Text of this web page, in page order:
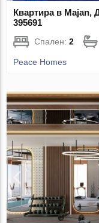
Квартира в
395691
Спален:2
Peace Homes